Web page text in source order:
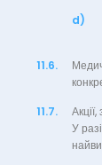
d)
11.6.
11.7.
У